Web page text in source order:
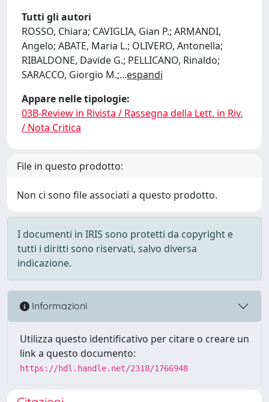
Tutti gli autori
ROSSO, Chiara; CAVIGLIA, Gian P.; ARMANDI,
Angelo; ABATE, Maria L.; OLIVERO, Antonella;
RIBALDONE, Davide G.; PELLICANO, Rinaldo;
SARACCO, Giorgio M.;...espandi
Appare nelle tipologie:
03B-Review in Rivista / Rassegna della Lett. in Riv.
/ Nota Critica
File in questo prodotto:
Non ci sono file associati a questo prodotto.
I documenti in IRIS sono protetti da copyright e
tutti i diritti sono riservati, salvo diversa
indicazione.
Informazioni
Utilizza questo identificativo per citare o creare un
link a questo documento:
https://hdl.handle.net/2318/1766948